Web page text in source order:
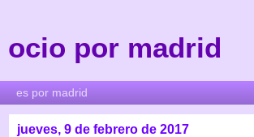
ocio por madrid
jueves, 9 de febrero de 2017